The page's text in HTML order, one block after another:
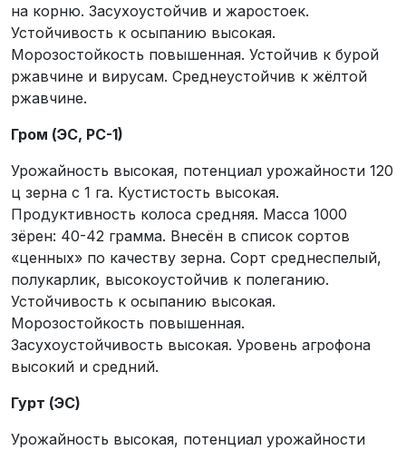
на корню. Засухоустойчив и жаростоек.
Устойчивость к осыпанию высокая.
Морозостойкость повышенная. Устойчив к бурой
ржавчине и вирусам. Среднеустойчив к жёлтой
ржавчине.
Гром (ЭС, РС-1)
Урожайность высокая, потенциал урожайности 120
ц зерна с 1 га. Кустистость высокая.
Продуктивность колоса средняя. Масса 1000
зёрен: 40-42 грамма. Внесён в список сортов
«ценных» по качеству зерна. Сорт среднеспелый,
полукарлик, высокоустойчив к полеганию.
Устойчивость к осыпанию высокая.
Морозостойкость повышенная.
Засухоустойчивость высокая. Уровень агрофона
высокий и средний.
Гурт (ЭС)
Урожайность высокая, потенциал урожайности